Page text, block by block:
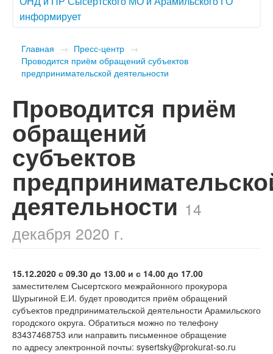
информирует
Главная → Пресс-центр →
Проводится приём обращений субъектов
предпринимательской деятельности
Проводится приём
обращений
субъектов
деятельности 14
декабря 2020 г.
15.12.2020 с 09.30 до 13.00 и с 14.00 до 17.00
заместителем Сысертского межрайонного прокурора
Шурыгиной Е.И. будет проводится приём обращений
субъектов предпринимательской деятельности Арамильского
городского округа. Обратиться можно по телефону
83437468753 или направить письменное обращение
по адресу электронной почты: sysertsky@prokurat-so.ru